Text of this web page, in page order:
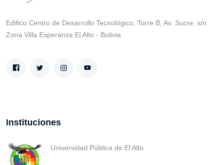
Edifico Centro de Desarrollo Tecnológico, Torre B, Av. Sucre, s/n
Zona Villa Esperanza El Alto - Bolivia
Instituciones
Universidad Pública de El Alto